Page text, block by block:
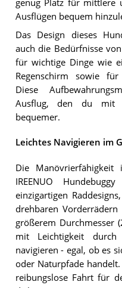
genug Platz für mittlere
Ausflügen bequem
Das Design dieses
auch die Bedürfnisse
für wichtige Dinge wie
Regenschirm sowie
Diese
Ausflug, den du mit
bequemer.
Leichtes Navigieren im
Die
IREENUO
einzigartigen
drehbaren
größerem Durchmesser
mit Leichtigkeit durch
navigieren - egal, ob es
oder Naturpfade
reibungslose Fahrt für